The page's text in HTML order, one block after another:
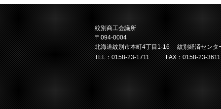
紋別商工会議所
〒094-0004
北海道紋別市本町4丁目1-16 紋別経済センタ
TEL：0158-23-1711
FAX：0158-23-3611